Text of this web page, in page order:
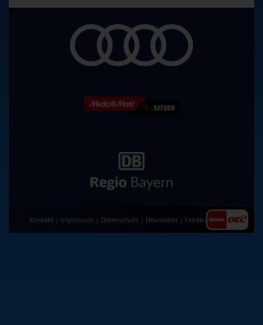
Kontakt Impressum Datenschutz Newsletter Feedback|AGB